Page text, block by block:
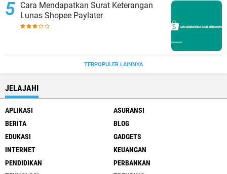
Cara Mendapatkan Surat Keterangan
Lunas Shopee Paylater
TERPOPULER LAINNYA
JELAJAHI
APLIKASI
ASURANSI
BERITA
BLOG
EDUKASI
GADGETS
INTERNET
KEUANGAN
PENDIDIKAN
PERBANKAN